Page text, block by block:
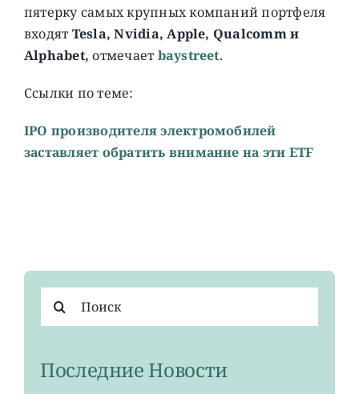
пятерку самых крупных компаний портфеля
входят Tesla, Nvidia, Apple, Qualcomm и
Alphabet,отмечает baystreet.
Ссылки по теме:
IPO производителя электромобилей
заставляет обратить внимание на эти ETF
поиска:
Последние Новости